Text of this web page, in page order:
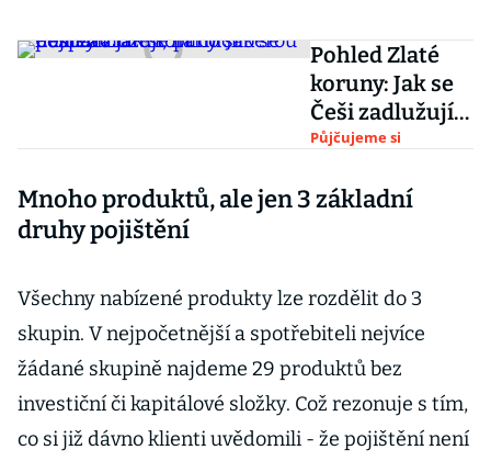
Pohled Zlaté
koruny: Jak se
Češi zadlužují,
na co si berou
při nich
Půjčujeme si
Mnoho produktů, ale jen 3 základní
druhy pojištění
Všechny nabízené produkty lze rozdělit do 3
skupin. V nejpočetnější a spotřebiteli nejvíce
žádané skupině najdeme 29 produktů bez
investiční či kapitálové složky. Což rezonuje s tím,
co si již dávno klienti uvědomili - že pojištění není